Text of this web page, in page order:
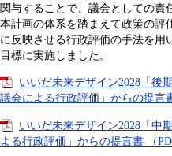
関与することで、議会としての責
本計画の体系を踏まえて政策の評
に反映させる行政評価の手法を用
目標に実施しました。
いいだ未来デザイン2028「後
議会による行政評価」からの提言
いいだ未来デザイン2028「中
よる行政評価」からの提言書 （